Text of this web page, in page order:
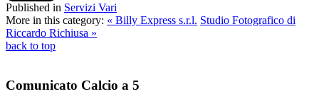
Published in Servizi Vari
More in this category: « Billy Express s.r.l. Studio Fotografico di
Riccardo Richiusa »
back to top
Comunicato Calcio a 5